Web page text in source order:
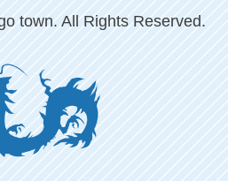
town. All Rights Reserved.